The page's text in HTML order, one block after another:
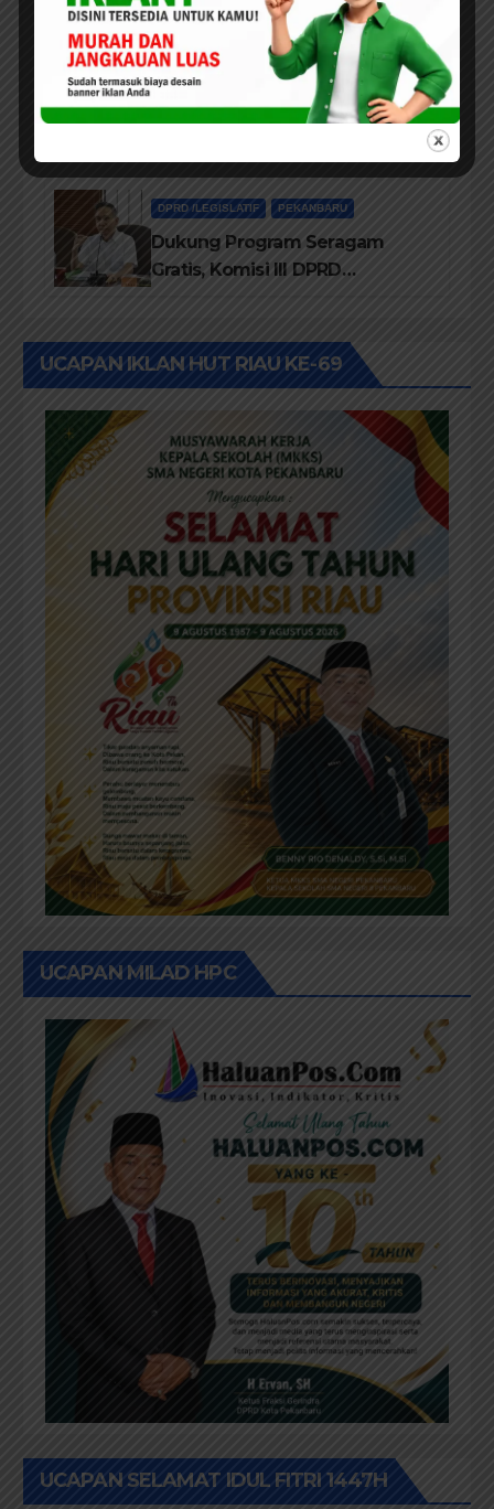
Dalam IMT-GT di Pekanbaru
SMK Taruna Satria Pekanbaru
Pendidikan Disiplin Tinggi
DPRD /LEGISLATIF PEKANBARU
Dukung Program Seragam
Gratis, Komisi III DPRD
Diprioritaskan
UCAPAN IKLAN HUT RIAU KE-69
UCAPAN MILAD HPC
UCAPAN SELAMAT IDUL FITRI 1447H